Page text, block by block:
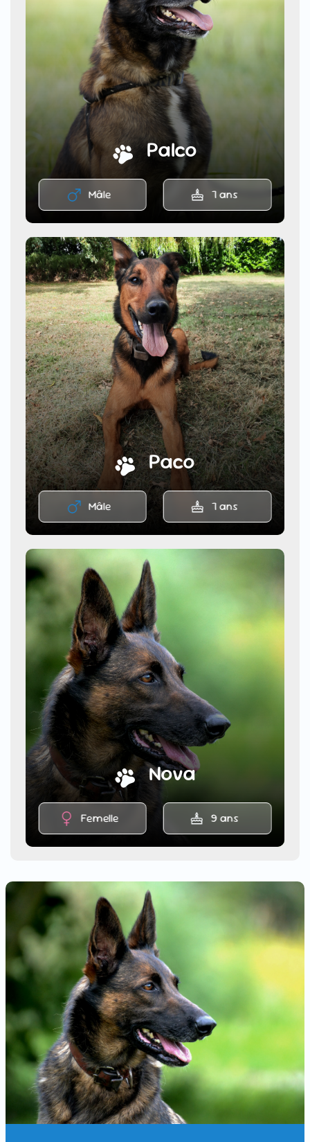
Palco
Mâle 7 ans
Paco
Mâle 7 ans
Nova
Femelle 9 ans